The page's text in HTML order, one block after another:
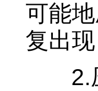
可能
复出
2.压